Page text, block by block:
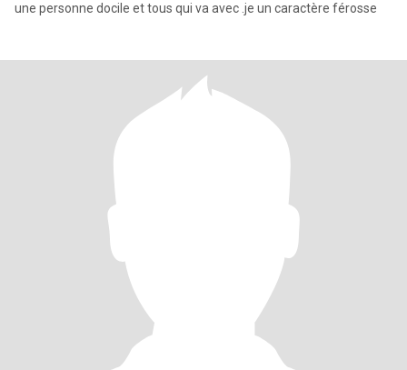
une personne docile et tous qui va avec .je un caractère férosse